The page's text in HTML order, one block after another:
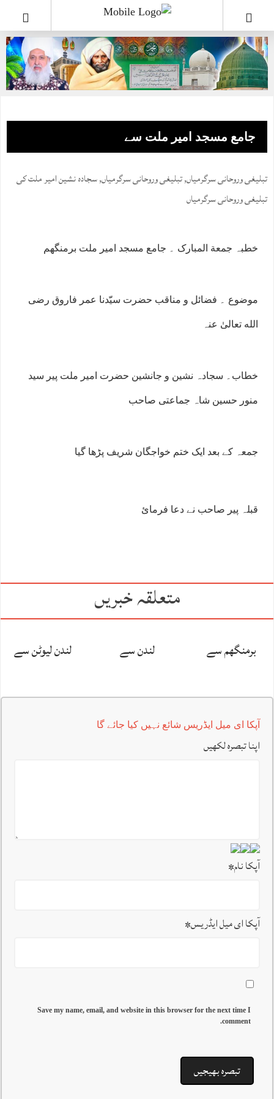
جامع مسجد امیر ملت سے
تبلیغی وروحانی سرگرمیاں,تبلیغی وروحانی سرگرمیاں,سجادہ نشین امیر ملت کی
تبلیغی وروحانی سرگرمیاں
خطبہ جمعة المبارک ۔ جامع مسجد امیر ملت برمنگھم
موضوع ۔ فضائل و مناقب حضرت سیّدنا عمر فاروق رضی
الله تعالیٰ عنہ
خطاب۔ سجادہ نشین و جانشین حضرت امیر ملت پیر سید
منور حسین شاہ جماعتی صاحب
جمعہ کے بعد ایک ختم خواجگان شریف پڑھا گیا
قبلہ پیر صاحب نے دعا فرمائ
متعلقہ خبریں
برمنگھم سے لندن سے لندن لیوٹن سے
آپکا ای میل ایڈریس شائع نہیں کیا جائے گا
اپنا تبصرہ لکھیں
آپکا نام*
آپکا ای میل ایڈریس*
Save my name, email, and website in this browser for the next time I
comment.